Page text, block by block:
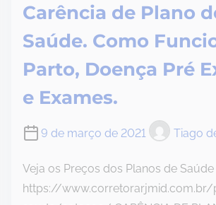
Carência de Plano
Saúde. Como
Parto, Doença Pré
e Exames.
9 de março de 2021 Tiago
Veja os Preços dos Planos de
https://www.corretorarjmid.com.br/